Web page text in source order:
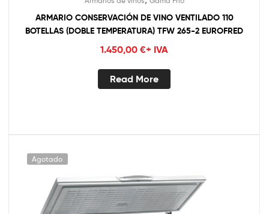
ARMARIO CONSERVACIÓN DE VINO VENTILADO 110
BOTELLAS (DOBLE TEMPERATURA) TFW 265-2 EUROFRED
1.450,00 €+ IVA
Read More
Agotado